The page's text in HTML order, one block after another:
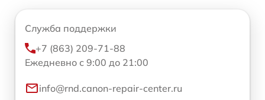
Служба поддержки
+7 (863) 209-71-88
Ежедневно с 9:00 до 21:00
info@rnd.canon-repair-center.ru